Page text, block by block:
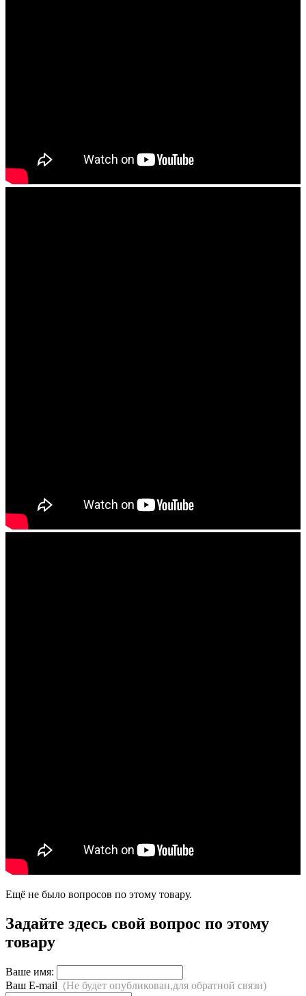
Ещё не было вопросов по этому товару.
Задайте здесь свой вопрос по этому
товару
Ваше имя:
Ваш E-mail (Не будет опубликован,для обратной связи)